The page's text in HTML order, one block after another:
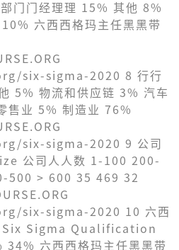
⻔门经理理 15% 其他 8%
六⻄西格玛主任⿊黑带
six-sigma-2020 8 ⾏行
5% 物流和供应链 3% 汽⻋
售业 5% 制造业 76%
six-sigma-2020 9 公司
公司⼈人数 1-100 200-
500 > 600 35 469 32
six-sigma-2020 10 六⻄
Six Sigma Qualification
六⻄西格玛主任⿊黑带